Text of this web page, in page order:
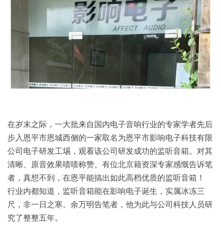
在岁末之际，一大批来自国内电子音响行业的专家学者先后
步入恩平市恩城西侧的一家取名为恩平市影响电子科技有限
公司电子研发工埸，观看该公司研发成功的监听音箱。对其
清晰、原音效果啧啧称赞。有位北京籍资深专家感慨告诉笔
者，真想不到，在恩平能搞出如此高档优质的监听音箱！
行业内都知道，监听音箱能在影响电子诞生，实属冰冻三
尺，非一日之寒。余万明告笔者，他为此与公司科技人员研
究了整整五年。